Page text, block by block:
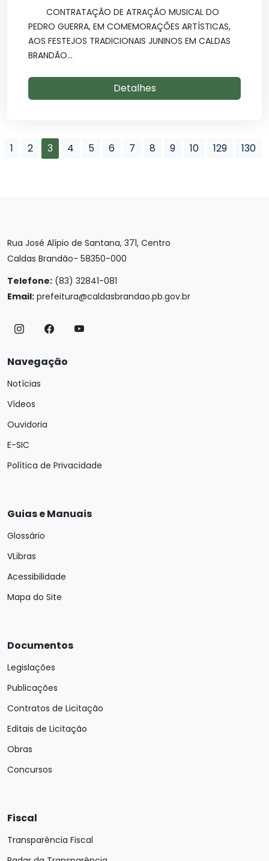
CONTRATAÇÃO DE ATRAÇÃO MUSICAL DO
PEDRO GUERRA, EM COMEMORAÇÕES ARTÍSTICAS,
AOS FESTEJOS TRADICIONAIS JUNINOS EM CALDAS
BRANDÃO...
Detalhes
1 2 3 4 5 6 7 8 9 10 129 130
Rua José Alípio de Santana, 371, Centro
Caldas Brandão- 58350-000
Telefone: (83) 32841-081
Email: prefeitura@caldasbrandao.pb.gov.br
Navegação
Notícias
Vídeos
Ouvidoria
E-SIC
Política de Privacidade
Guias e Manuais
Glossário
VLibras
Acessibilidade
Mapa do Site
Documentos
Legislações
Publicações
Contratos de Licitação
Editais de Licitação
Obras
Concursos
Fiscal
Transparência Fiscal